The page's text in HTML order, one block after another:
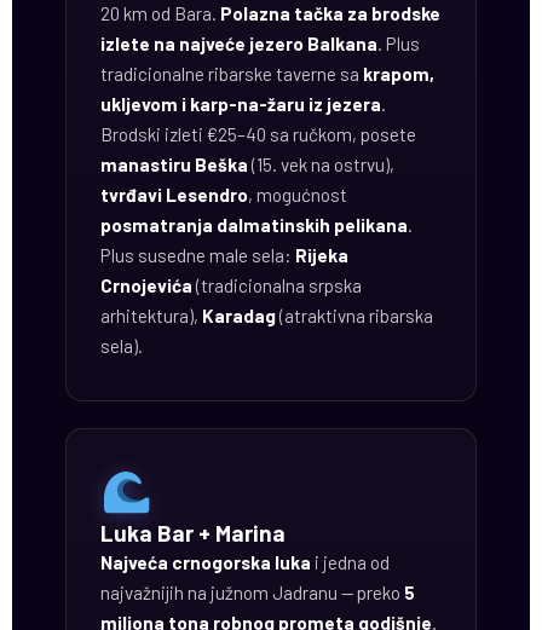
20 km od Bara. Polazna tačka za brodske
izlete na najveće jezero Balkana. Plus
tradicionalne ribarske taverne sa krapom,
ukljevom i karp-na-žaru iz jezera.
Brodski izleti €25–40 sa ručkom, posete
manastiru Beška (15. vek na ostrvu),
tvrđavi Lesendro, mogućnost
posmatranja dalmatinskih pelikana.
Plus susedne male sela: Rijeka
Crnojevića (tradicionalna srpska
arhitektura), Karadag(atraktivna ribarska
sela).
Luka Bar + Marina
Najveća crnogorska luka i jedna od
najvažnijih na južnom Jadranu — preko 5
miliona tona robnog prometa godišnje.